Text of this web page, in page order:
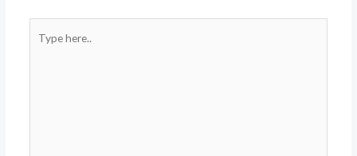
here..